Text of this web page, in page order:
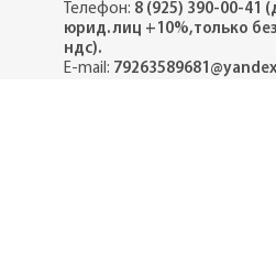
Телефон: 8 (925) 390-00-41
юрид. лиц +10%,только
ндс).
E-mail: